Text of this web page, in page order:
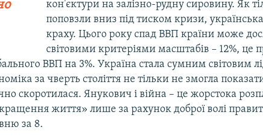
кон'єктури на залізно-рудну сировину. Як
поповзли вниз під тиском кризи,
краху. Цього року спад ВВП країни може
світовими критеріями масштабів – 12%, це
ВВП на 3%. Україна стала сумним світовим
за чверть століття не тільки не змогла
скоротилася. Янукович і війна – це жорстока
життя» лише за рахунок доброї волі
за 8.